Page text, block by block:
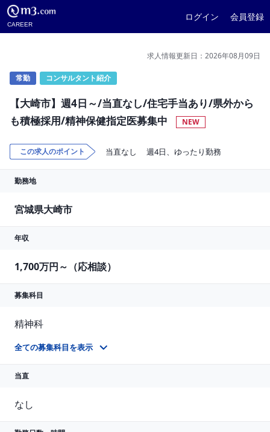
CAREER
ログイン 会員登録
求人情報更新日：2026年08月09日
常勤 コンサルタント紹介
【大崎市】週4日～/当直なし/住宅手当あり/県外から
も積極採用/精神保健指定医募集中
NEW
この求人のポイント 当直なし 週4日、ゆったり勤務
勤務地
宮城県大崎市
年収
1,700万円～（応相談）
募集科目
精神科
全ての募集科目を表示
当直
なし